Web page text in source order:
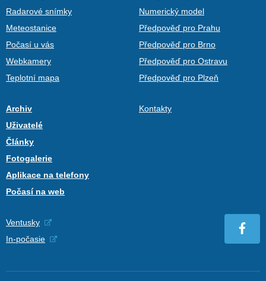
Radarové snímky
Meteostanice
Počasí u vás
Webkamery
Teplotní mapa
Numerický model
Předpověď pro Prahu
Předpověď pro Brno
Předpověď pro Ostravu
Předpověď pro Plzeň
Archiv
Uživatelé
Články
Fotogalerie
Aplikace na telefony
Počasí na web
Kontakty
Ventusky
In-počasie